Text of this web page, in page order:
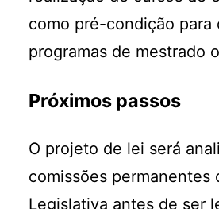
como pré-condição para
programas de mestrado
Próximos passos
O projeto de lei será
comissões permanentes
Legislativa antes de ser